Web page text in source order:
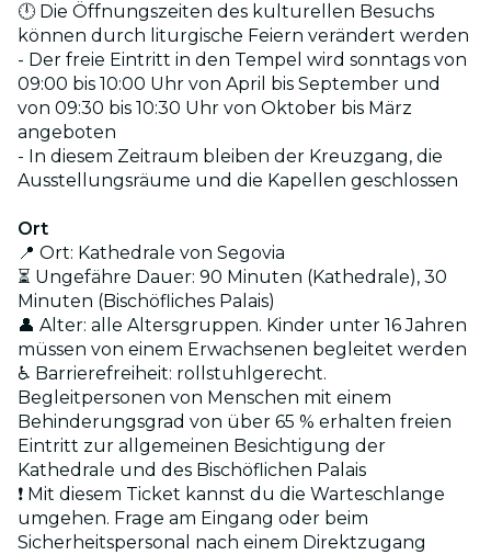
🕛 Die Öffnungszeiten des kulturellen Besuchs
können durch liturgische Feiern verändert werden
- Der freie Eintritt in den Tempel wird sonntags von
09:00 bis 10:00 Uhr von April bis September und
von 09:30 bis 10:30 Uhr von Oktober bis März
angeboten
- In diesem Zeitraum bleiben der Kreuzgang, die
Ausstellungsräume und die Kapellen geschlossen
Ort
📍 Ort: Kathedrale von Segovia
⏳ Ungefähre Dauer: 90 Minuten (Kathedrale), 30
Minuten (Bischöfliches Palais)
👤 Alter: alle Altersgruppen. Kinder unter 16 Jahren
müssen von einem Erwachsenen begleitet werden
♿ Barrierefreiheit: rollstuhlgerecht.
Begleitpersonen von Menschen mit einem
Behinderungsgrad von über 65 % erhalten freien
Eintritt zur allgemeinen Besichtigung der
Kathedrale und des Bischöflichen Palais
❗ Mit diesem Ticket kannst du die Warteschlange
umgehen. Frage am Eingang oder beim
Sicherheitspersonal nach einem Direktzugang